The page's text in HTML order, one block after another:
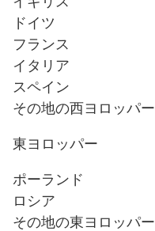
ドイツ
フランス
イタリア
スペイン
その地の西ヨロッパー
東ヨロッパー
ポーランド
ロシア
その地の東ヨロッパー